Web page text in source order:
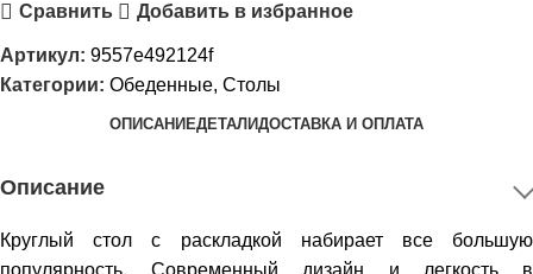
Сравнить Добавить в избранное
Артикул: 9557e492124f
Категории: Обеденные, Столы
ОПИСАНИЕДЕТАЛИДОСТАВКА И ОПЛАТА
Описание
Круглый стол с раскладкой набирает все большую
популярность. Современный дизайн и легкость в